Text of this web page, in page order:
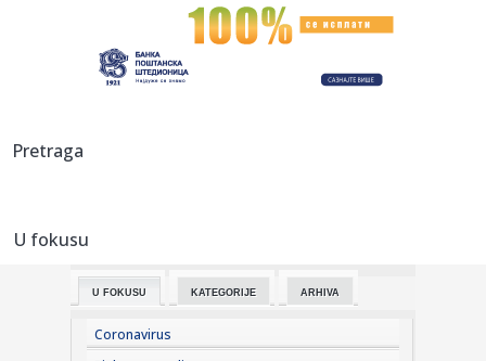
"Iran obećao nesmetan protok nafte kroz Ormuski
18:24:Incident u fabrici u Kikindi! Hitno reagovali policija i lekari, ...
savezu Hrvatske...
18:16:
18:15:
Vučić u Belegišu, obilazi hram Prenosa moštiju Svetog oca
Pretraga
U fokusu
U FOKUSU KATEGORIJE ARHIVA
Coronavirus